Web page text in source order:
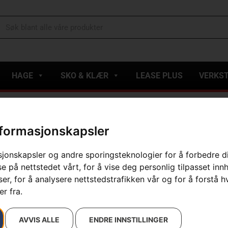
og andre sporingsteknologier for å forbedre
på nettstedet vårt, for å vise deg personlig tilpasset
for å analysere nettstedstrafikken vår og for å forstå
fra.
AVVIS ALLE ENDRE INNSTILLINGER
HAGE SKO & KLÆR LEASE PLUS
Artikelnummer:
522914102
Kategorier:
E-handel ,
5 799kr